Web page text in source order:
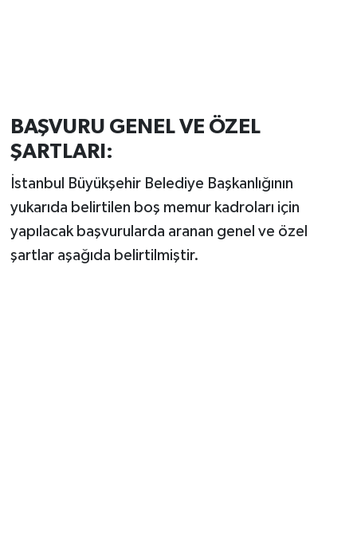
BAŞVURU GENEL VE ÖZEL
ŞARTLARI:
İstanbul Büyükşehir Belediye Başkanlığının
yukarıda belirtilen boş memur kadroları için
yapılacak başvurularda aranan genel ve özel
şartlar aşağıda belirtilmiştir.